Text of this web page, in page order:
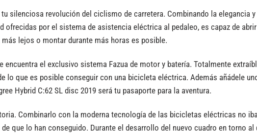
tu silenciosa revolución del ciclismo de carretera. Combinando la elegancia
ofrecidas por el sistema de asistencia eléctrica al pedaleo, es capaz de
lejos o montar durante más horas es posible.
el exclusivo sistema Fazua de motor y batería. Totalmente
lo que es posible conseguir con una bicicleta eléctrica. Además añádele
Hybrid C:62 SL disc 2019 será tu pasaporte para la aventura.
Combinarlo con la moderna tecnología de las bicicletas eléctricas no
que lo han conseguido. Durante el desarrollo del nuevo cuadro en torno